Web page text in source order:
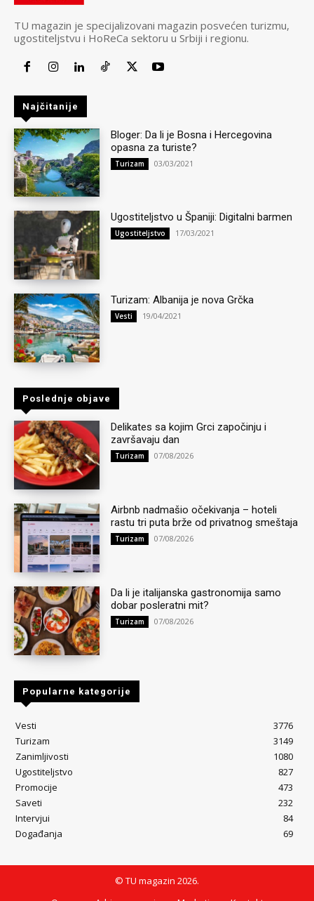
TU magazin je specijalizovani magazin posvećen turizmu,
ugostiteljstvu i HoReCa sektoru u Srbiji i regionu.
Najčitanije
Bloger: Da li je Bosna i Hercegovina
opasna za turiste?
Turizam 03/03/2021
Ugostiteljstvo u Španiji: Digitalni barmen
Ugostiteljstvo 17/03/2021
Turizam: Albanija je nova Grčka
Vesti 19/04/2021
Poslednje objave
Delikates sa kojim Grci započinju i
završavaju dan
Turizam 07/08/2026
Airbnb nadmašio očekivanja – hoteli
rastu tri puta brže od privatnog smeštaja
Turizam 07/08/2026
Da li je italijanska gastronomija samo
dobar posleratni mit?
Turizam 07/08/2026
Popularne kategorije
Vesti
3776
Turizam
3149
Zanimljivosti
1080
Ugostiteljstvo
827
Promocije
473
Saveti
232
Intervjui
84
Događanja
69
© TU magazin 2026.